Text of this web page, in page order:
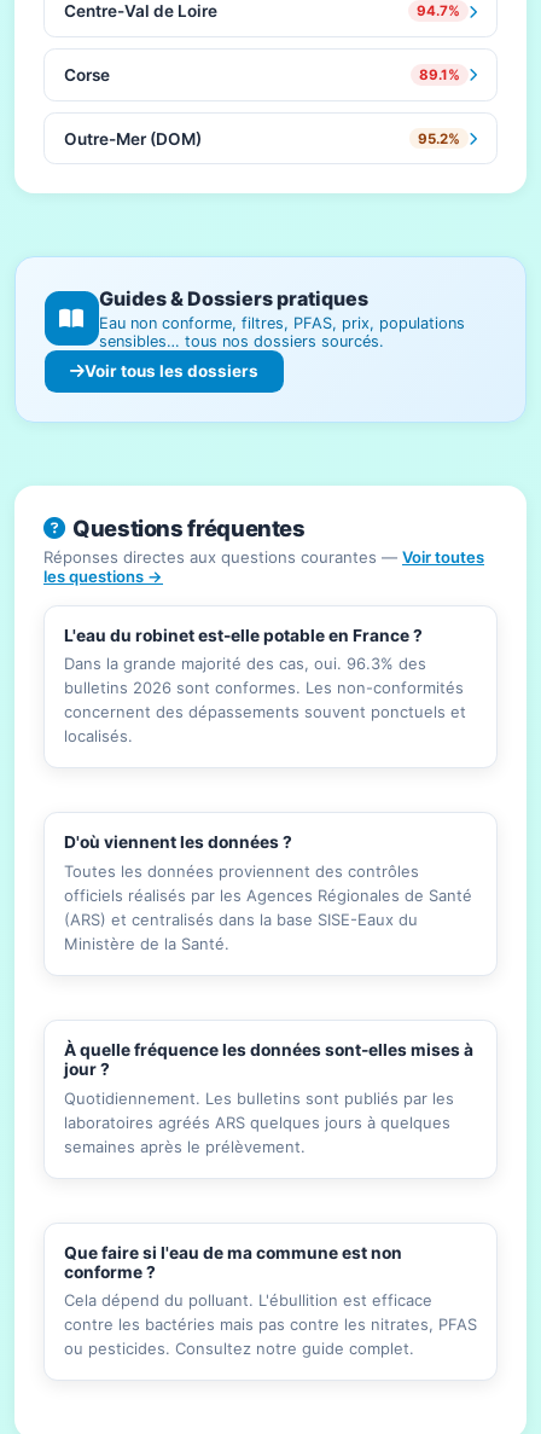
Centre-Val de Loire 94.7%
Corse 89.1%
Outre-Mer (DOM) 95.2%
Guides & Dossiers pratiques
Eau non conforme, filtres, PFAS, prix, populations
sensibles… tous nos dossiers sourcés.
Voir tous les dossiers
Questions fréquentes
Réponses directes aux questions courantes — Voir toutes
les questions →
L'eau du robinet est-elle potable en France ?
Dans la grande majorité des cas, oui. 96.3% des
bulletins 2026 sont conformes. Les non-conformités
concernent des dépassements souvent ponctuels et
localisés.
D'où viennent les données ?
Toutes les données proviennent des contrôles
officiels réalisés par les Agences Régionales de Santé
(ARS) et centralisés dans la base SISE-Eaux du
Ministère de la Santé.
À quelle fréquence les données sont-elles mises à
jour ?
Quotidiennement. Les bulletins sont publiés par les
laboratoires agréés ARS quelques jours à quelques
semaines après le prélèvement.
Que faire si l'eau de ma commune est non
conforme ?
Cela dépend du polluant. L'ébullition est efficace
contre les bactéries mais pas contre les nitrates, PFAS
ou pesticides. Consultez notre guide complet.